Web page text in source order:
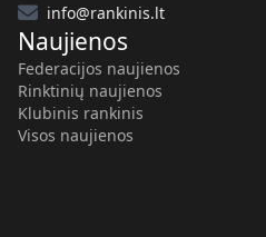
info@rankinis.lt
Naujienos
Federacijos naujienos
Rinktinių naujienos
Klubinis rankinis
Visos naujienos